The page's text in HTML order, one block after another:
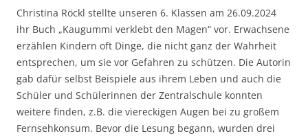
Christina Röckl stellte unseren 6. Klassen am 26.09.2024
ihr Buch „Kaugummi verklebt den Magen“ vor. Erwachsene
erzählen Kindern oft Dinge, die nicht ganz der Wahrheit
entsprechen, um sie vor Gefahren zu schützen. Die Autorin
gab dafür selbst Beispiele aus ihrem Leben und auch die
Schüler und Schülerinnen der Zentralschule konnten
weitere finden, z.B. die viereckigen Augen bei zu großem
Fernsehkonsum. Bevor die Lesung begann, wurden drei